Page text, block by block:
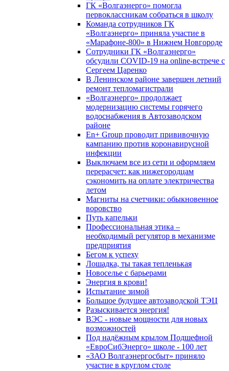
ГК «Волгаэнерго» помогла
первоклассникам собраться в школу
Команда сотрудников ГК
«Волгаэнерго» приняла участие в
«Марафоне-800» в Нижнем Новгороде
Сотрудники ГК «Волгаэнерго»
обсудили COVID-19 на online-встрече с
Сергеем Царенко
В Ленинском районе завершен летний
ремонт тепломагистрали
«Волгаэнерго» продолжает
модернизацию системы горячего
водоснабжения в Автозаводском
районе
En+ Group проводит прививочную
кампанию против коронавирусной
инфекции
Выключаем все из сети и оформляем
перерасчет: как нижегородцам
сэкономить на оплате электричества
летом
Магниты на счетчики: обыкновенное
воровство
Путь капельки
Профессиональная этика –
необходимый регулятор в механизме
предприятия
Бегом к успеху
Лошадка, ты такая тепленькая
Новоселье с барьерами
Энергия в крови!
Испытание зимой
Большое будущее автозаводской ТЭЦ
Разыскивается энергия!
ВЭС - новые мощности для новых
возможностей
Под надёжным крылом Подшефной
«ЕвроСибЭнерго» школе - 100 лет
«ЗАО Волгаэнергосбыт» приняло
участие в круглом столе